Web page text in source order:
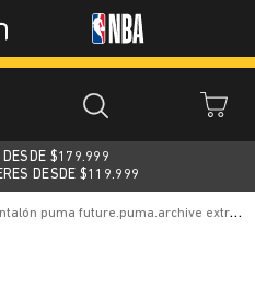
DESDE $179.999
DESDE $119.999
puma future.puma.archive extreme hombre